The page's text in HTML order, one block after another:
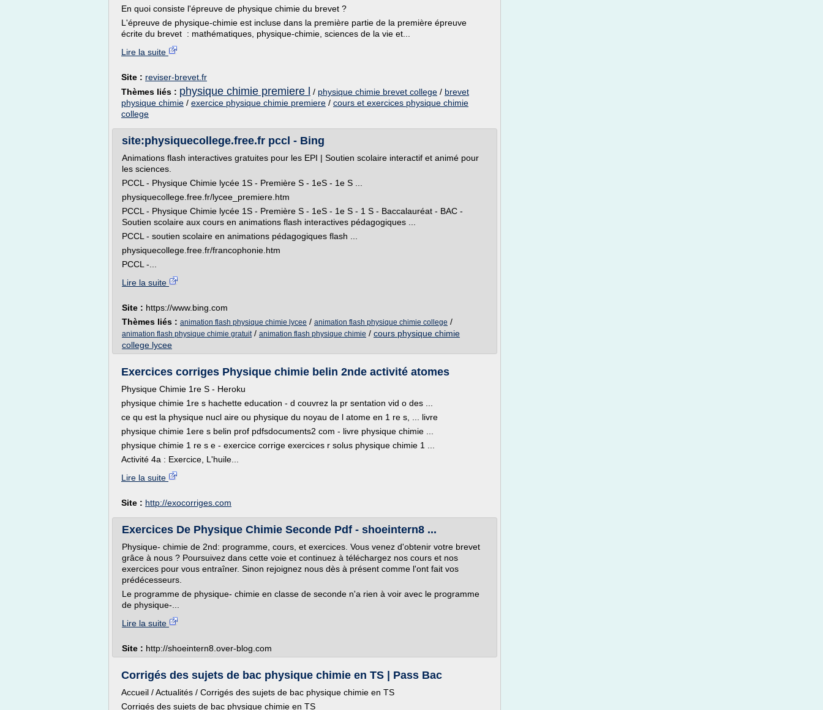
En quoi consiste l'épreuve de physique chimie du brevet ?
L'épreuve de physique-chimie est incluse dans la première partie de la première épreuve
écrite du brevet : mathématiques, physique-chimie, sciences de la vie et...
Lire la suite
Site : reviser-brevet.fr
Thèmes liés : physique chimie premiere l / physique chimie brevet college / brevet
physique chimie / exercice physique chimie premiere / cours et exercices physique chimie
college
site:physiquecollege.free.fr pccl - Bing
Animations flash interactives gratuites pour les EPI | Soutien scolaire interactif et animé pour
les sciences.
PCCL - Physique Chimie lycée 1S - Première S - 1eS - 1e S ...
physiquecollege.free.fr/lycee_premiere.htm
PCCL - Physique Chimie lycée 1S - Première S - 1eS - 1e S - 1 S - Baccalauréat - BAC -
Soutien scolaire aux cours en animations flash interactives pédagogiques ...
PCCL - soutien scolaire en animations pédagogiques flash ...
physiquecollege.free.fr/francophonie.htm
PCCL -...
Lire la suite
Site : https://www.bing.com
Thèmes liés : animation flash physique chimie lycee / animation flash physique chimie college /
animation flash physique chimie gratuit/ animation flash physique chimie / cours physique chimie
college lycee
Exercices corriges Physique chimie belin 2nde activité atomes
Physique Chimie 1re S - Heroku
physique chimie 1re s hachette education - d couvrez la pr sentation vid o des ...
ce qu est la physique nucl aire ou physique du noyau de l atome en 1 re s, ... livre
physique chimie 1ere s belin prof pdfsdocuments2 com - livre physique chimie ...
physique chimie 1 re s e - exercice corrige exercices r solus physique chimie 1 ...
Activité 4a : Exercice, L'huile...
Lire la suite
Site : http://exocorriges.com
Exercices De Physique Chimie Seconde Pdf - shoeintern8 ...
Physique- chimie de 2nd: programme, cours, et exercices. Vous venez d'obtenir votre brevet
grâce à nous ? Poursuivez dans cette voie et continuez à téléchargez nos cours et nos
exercices pour vous entraîner. Sinon rejoignez nous dès à présent comme l'ont fait vos
prédécesseurs.
Le programme de physique- chimie en classe de seconde n'a rien à voir avec le programme
de physique-...
Lire la suite
Site : http://shoeintern8.over-blog.com
Corrigés des sujets de bac physique chimie en TS | Pass Bac
Accueil / Actualités / Corrigés des sujets de bac physique chimie en TS
Corrigés des sujets de bac physique chimie en TS